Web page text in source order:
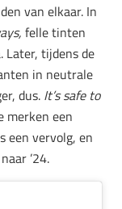
van elkaar. In
felle tinten
Later, tijdens de
in neutrale
dus. It’s safe to
merken een
een vervolg, en
’24.